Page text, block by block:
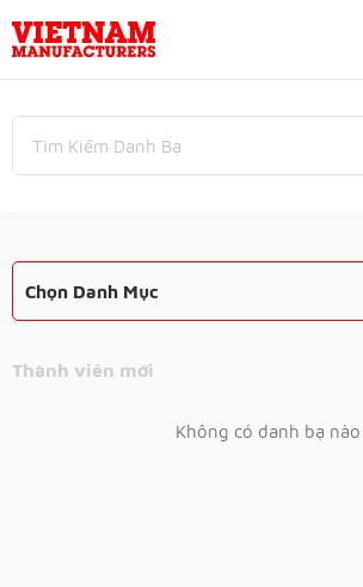
Chọn Danh Mục
Thành viên mới
Không có danh bạ nào